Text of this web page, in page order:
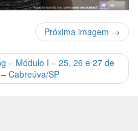
Próxima imagem →
– Módulo I – 25, 26 e 27 de
Cabreúva/SP